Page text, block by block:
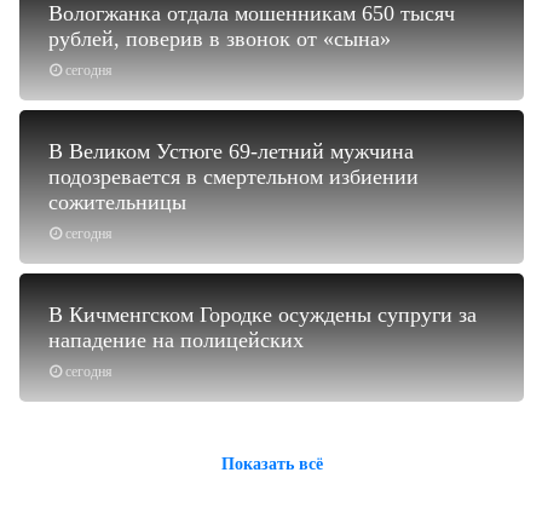
сегодня
Вологжанка отдала мошенникам 650 тысяч
рублей, поверив в звонок от «сына»
сегодня
В Великом Устюге 69-летний мужчина
подозревается в смертельном избиении
сожительницы
сегодня
В Кичменгском Городке осуждены супруги за
нападение на полицейских
Показать всё